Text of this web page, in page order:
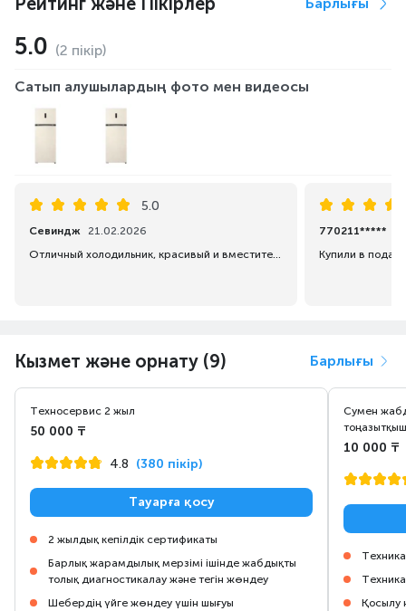
5.0 (2 пікір)
Сатып алушылардың фото мен видеосы
5.0
Севиндж 21.02.2026
Отличный холодильник, красивый и вместительный.
770211*****
Купили в
Кызмет және орнату (9) Барлығы
Техносервис 2 жыл
50 000 ₸
4.8 (380 пікір)
Тауарға қосу
2 жылдық кепілдік сертификаты
Барлық жарамдылық мерзімі ішінде жабдықты
толық диагностикалау және тегін жөндеу
Шебердің үйге жөндеу үшін шығуы
Сумен
10 000 ₸
Қосылу